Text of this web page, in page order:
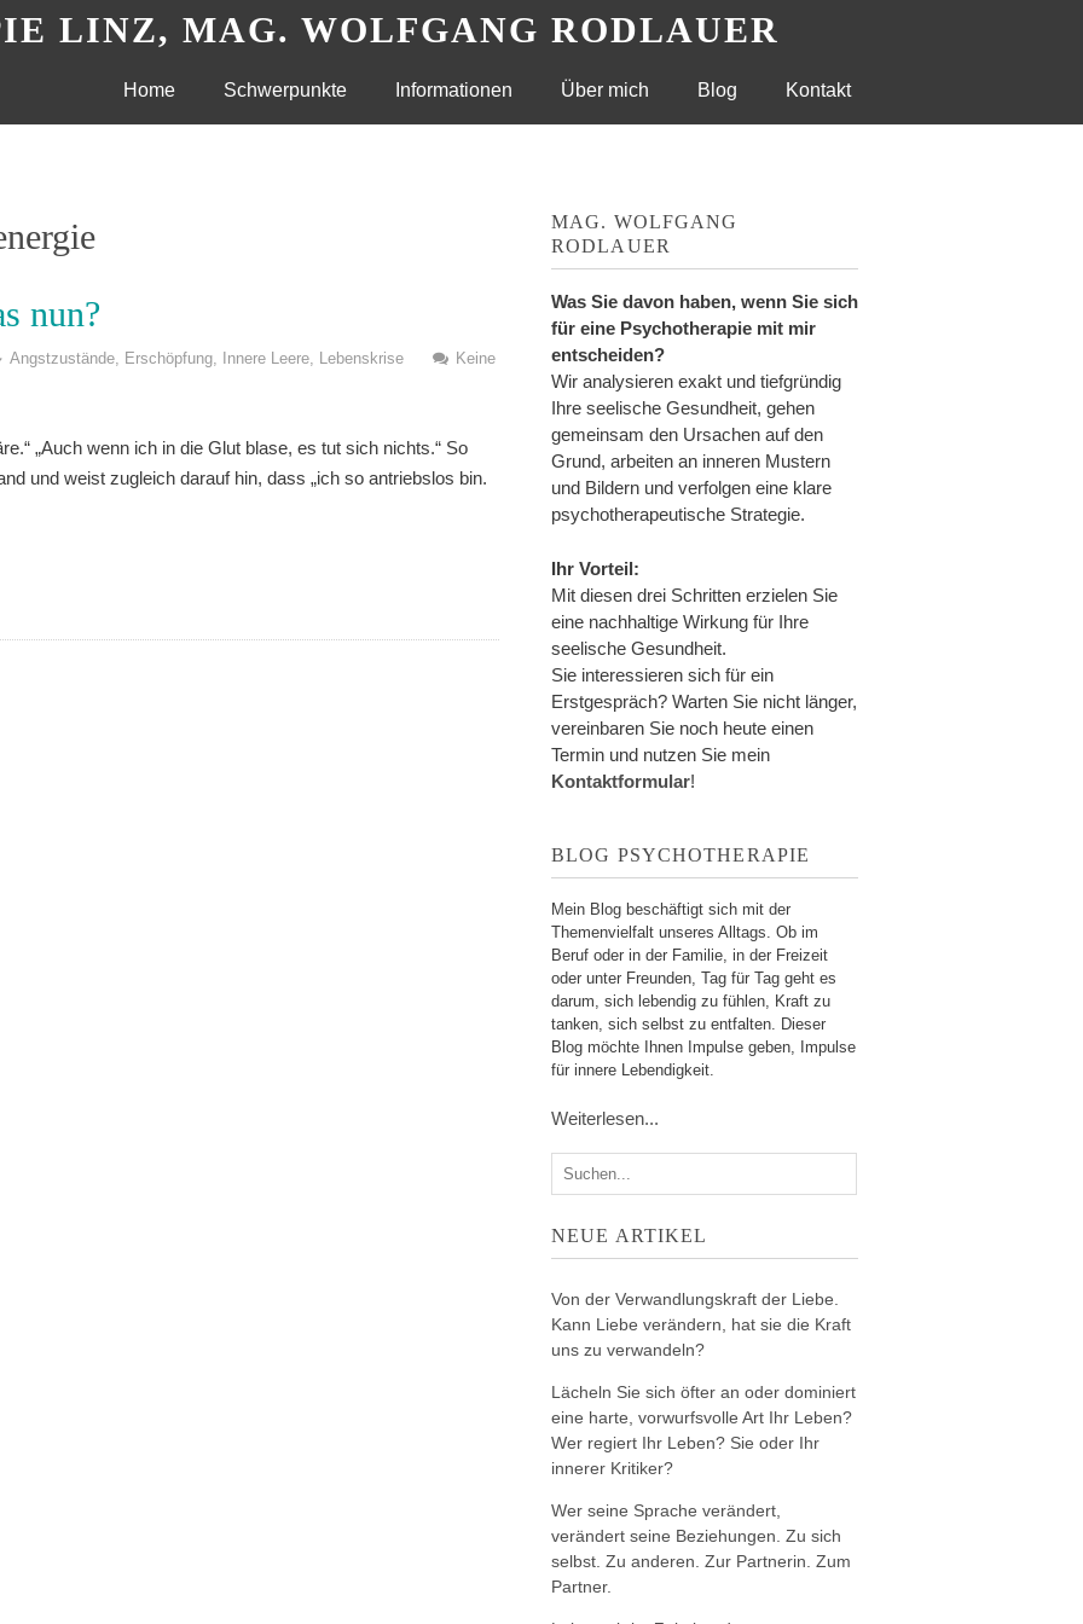
LINZ, MAG. WOLFGANG RODLAUER
Skip
Home Schwerpunkte Informationen Über mich Blog Kontakt
nun?
Angstzustände, Erschöpfung, Innere Leere, Lebenskrise
Keine
„Auch wenn ich in die Glut blase, es tut sich nichts.“ So
und weist zugleich darauf hin, dass „ich so antriebslos bin.
MAG. WOLFGANG
RODLAUER
Was Sie davon haben, wenn Sie sich
für eine Psychotherapie mit mir
entscheiden?
Wir analysieren exakt und tiefgründig
Ihre seelische Gesundheit, gehen
gemeinsam den Ursachen auf den
Grund, arbeiten an inneren Mustern
und Bildern und verfolgen eine klare
psychotherapeutische Strategie.
Ihr Vorteil:
Mit diesen drei Schritten erzielen Sie
eine nachhaltige Wirkung für Ihre
seelische Gesundheit.
Sie interessieren sich für ein
Erstgespräch? Warten Sie nicht länger,
vereinbaren Sie noch heute einen
Termin und nutzen Sie mein
Kontaktformular!
BLOG PSYCHOTHERAPIE
Mein Blog beschäftigt sich mit der
Themenvielfalt unseres Alltags. Ob im
Beruf oder in der Familie, in der Freizeit
oder unter Freunden, Tag für Tag geht es
darum, sich lebendig zu fühlen, Kraft zu
tanken, sich selbst zu entfalten. Dieser
Blog möchte Ihnen Impulse geben, Impulse
für innere Lebendigkeit.
Weiterlesen...
NEUE ARTIKEL
Von der Verwandlungskraft der Liebe.
Kann Liebe verändern, hat sie die Kraft
uns zu verwandeln?
Lächeln Sie sich öfter an oder dominiert
eine harte, vorwurfsvolle Art Ihr Leben?
Wer regiert Ihr Leben? Sie oder Ihr
innerer Kritiker?
Wer seine Sprache verändert,
verändert seine Beziehungen. Zu sich
selbst. Zu anderen. Zur Partnerin. Zum
Partner.